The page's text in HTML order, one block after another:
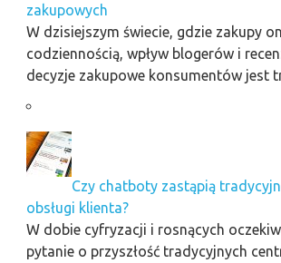
zakupowych
W dzisiejszym świecie, gdzie zakupy
codziennością, wpływ blogerów i
decyzje zakupowe konsumentów jest
Czy chatboty zastąpią
obsługi klienta?
W dobie cyfryzacji i rosnących
pytanie o przyszłość tradycyjnych